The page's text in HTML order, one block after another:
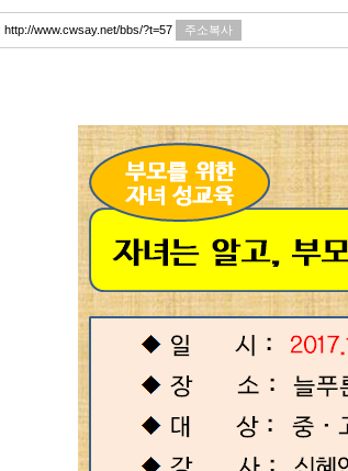
http://www.cwsay.net/bbs/?t=57 주소복사